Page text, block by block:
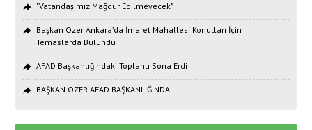
"Vatandaşımız Mağdur Edilmeyecek"
Başkan Özer Ankara’da İmaret Mahallesi Konutları İçin
Temaslarda Bulundu
AFAD Başkanlığındaki Toplantı Sona Erdi
BAŞKAN ÖZER AFAD BAŞKANLIĞINDA